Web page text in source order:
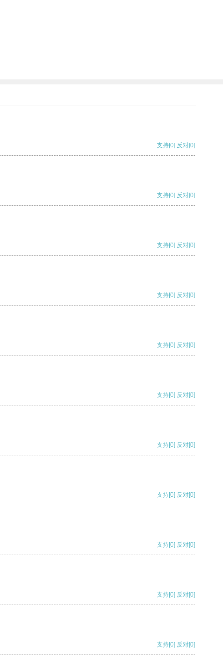
支持[0] 反对[0]
支持[0] 反对[0]
支持[0] 反对[0]
支持[0] 反对[0]
支持[0] 反对[0]
支持[0] 反对[0]
支持[0] 反对[0]
支持[0] 反对[0]
支持[0] 反对[0]
支持[0] 反对[0]
支持[0] 反对[0]